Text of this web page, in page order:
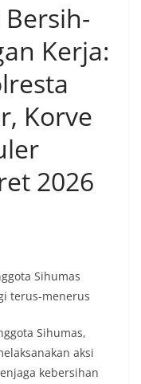
Kerja:
Korve
2026
Sihumas
terus-menerus
Sihumas,
aksi
kebersihan